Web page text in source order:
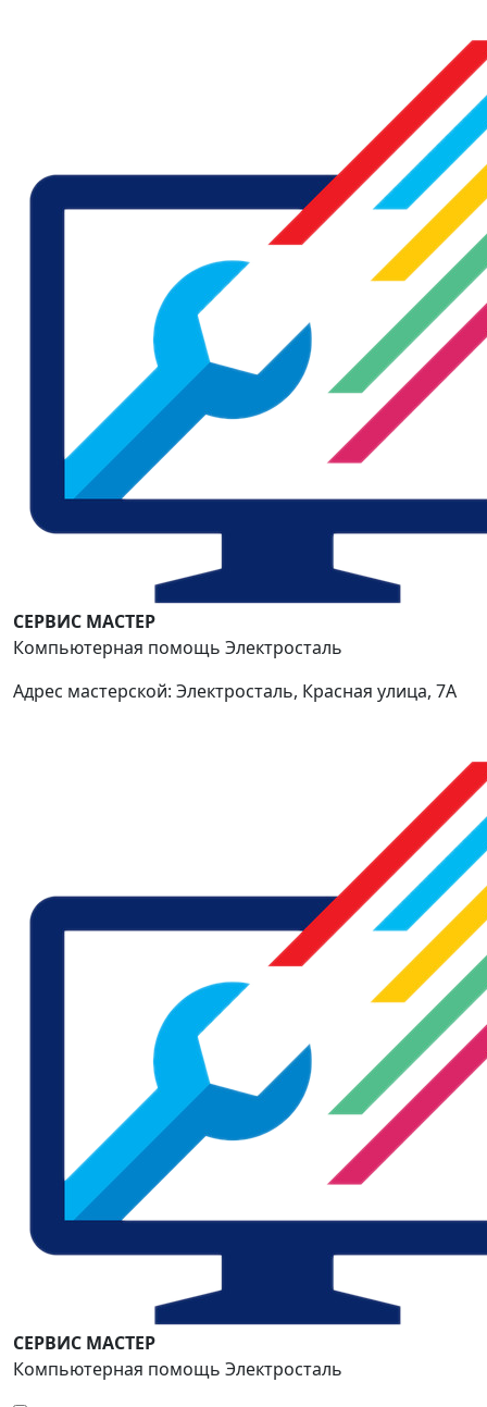
СЕРВИС МАСТЕР
Компьютерная помощь Электросталь
Адрес мастерской: Электросталь, Красная улица, 7А
СЕРВИС МАСТЕР
Компьютерная помощь Электросталь